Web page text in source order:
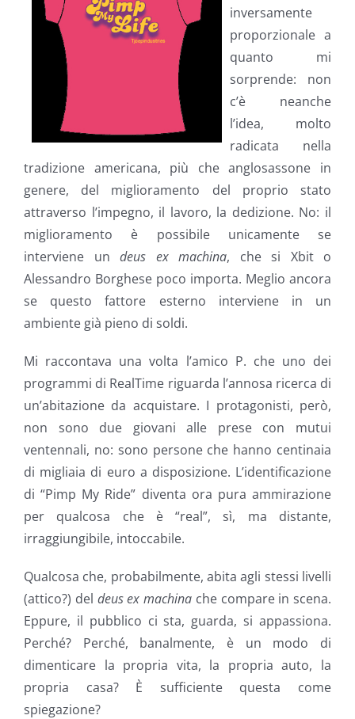
inversamente
proporzionale a
quanto mi
sorprende: non
c’è neanche
l’idea, molto
radicata nella
tradizione americana, più che anglosassone in
genere, del miglioramento del proprio stato
attraverso l’impegno, il lavoro, la dedizione. No: il
miglioramento è possibile unicamente se
interviene un deus ex machina, che si Xbit o
Alessandro Borghese poco importa. Meglio ancora
se questo fattore esterno interviene in un
ambiente già pieno di soldi.
Mi raccontava una volta l’amico P. che uno dei
programmi di RealTime riguarda l’annosa ricerca di
un’abitazione da acquistare. I protagonisti, però,
non sono due giovani alle prese con mutui
ventennali, no: sono persone che hanno centinaia
di migliaia di euro a disposizione. L’identificazione
di “Pimp My Ride” diventa ora pura ammirazione
per qualcosa che è “real”, sì, ma distante,
irraggiungibile, intoccabile.
Qualcosa che, probabilmente, abita agli stessi livelli
(attico?) del deus ex machina che compare in scena.
Eppure, il pubblico ci sta, guarda, si appassiona.
Perché? Perché, banalmente, è un modo di
dimenticare la propria vita, la propria auto, la
propria casa? È sufficiente questa come
spiegazione?